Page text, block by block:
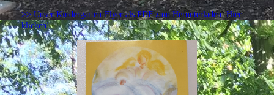
>> Unser Kindergarten-Flyer als PDF zum Herunterladen. Hier
klicken!